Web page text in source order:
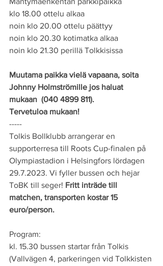
klo 18.00 ottelu alkaa
noin klo 20.00 ottelu päättyy
noin klo 20.30 kotimatka alkaa
noin klo 21.30 perillä Tolkkisissa
Muutama paikka vielä vapaana, soita
Johnny Holmströmille jos haluat
mukaan  (040 4899 811).
Tervetuloa mukaan!
-----
Tolkis Bollklubb arrangerar en
supporterresa till Roots Cup-finalen på
Olympiastadion i Helsingfors lördagen
29.7.2023. Vi fyller bussen och hejar
ToBK till seger! Fritt inträde till
matchen, transporten kostar 15
euro/person.
Program:
kl. 15.30 bussen startar från Tolkis
(Vallvägen 4, parkeringen vid Tolkkisten